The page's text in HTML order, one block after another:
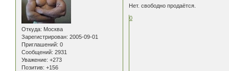
Откуда: Москва
Зарегистрирован: 2005-09-01
Приглашений: 0
Сообщений: 2931
Уважение: +273
Позитив: +156
Нет. свободно продаётся.
0